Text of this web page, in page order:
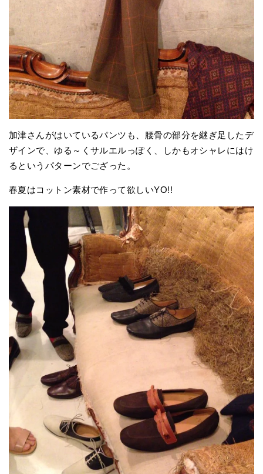
加津さんがはいているパンツも、腰骨の部分を継ぎ足したデ
ザインで、ゆる～くサルエルっぽく、しかもオシャレにはけ
るというパターンでござった。
春夏はコットン素材で作って欲しいYO!!